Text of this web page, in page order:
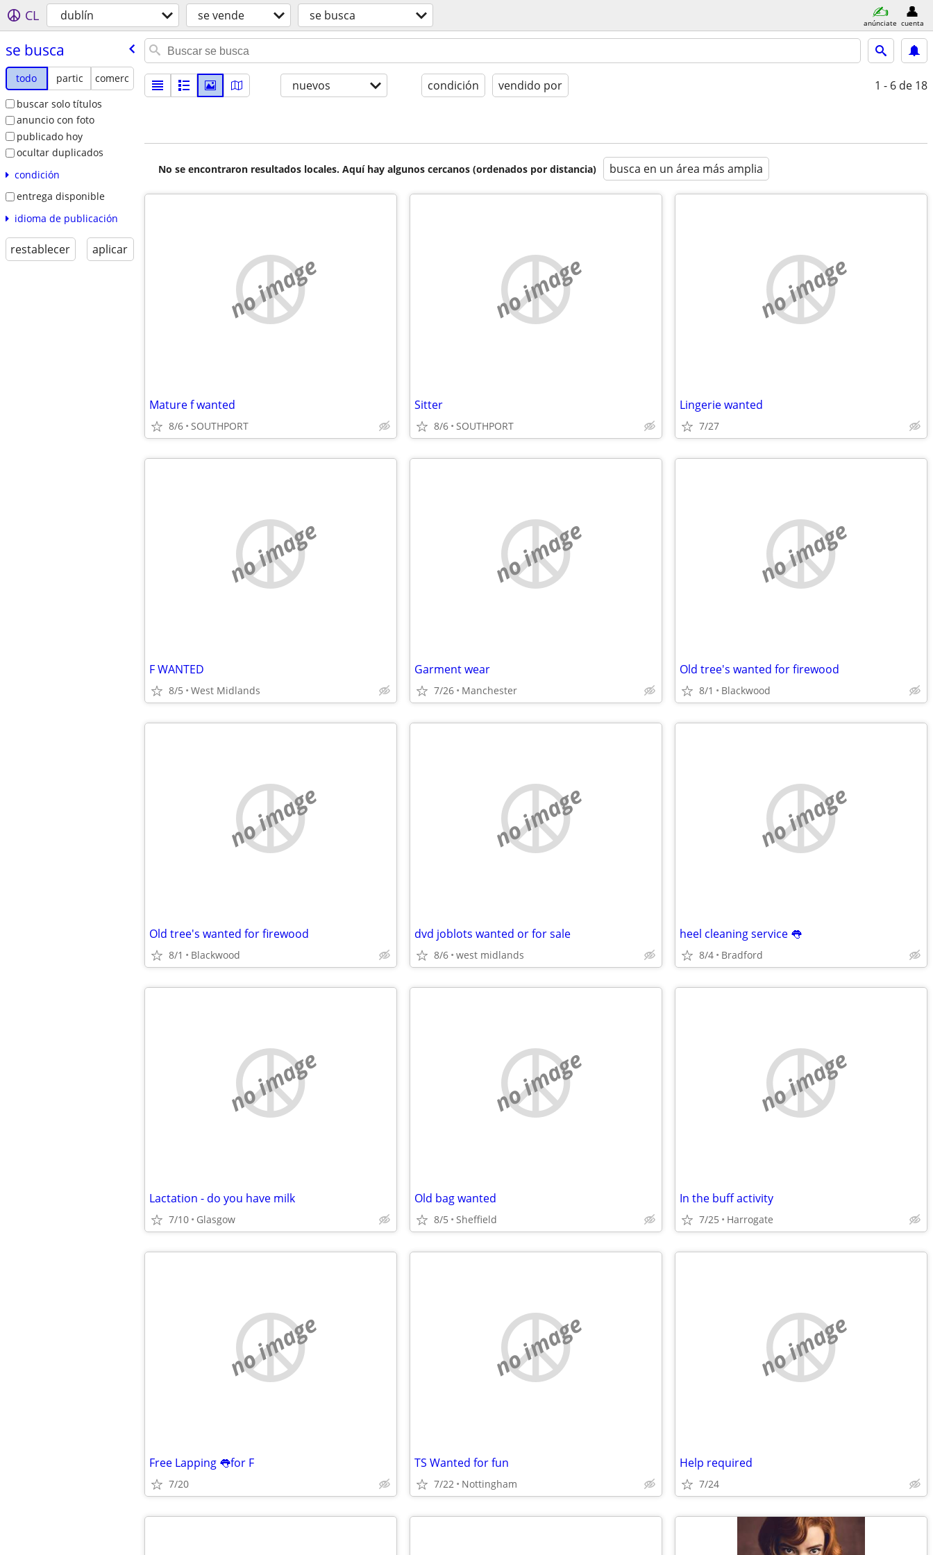
CL dublí­n se vende se busca anúnciate cuenta
se busca
todo partic
comerc
buscar solo títulos
anuncio con foto
publicado hoy
ocultar duplicados
condición
entrega disponible
idioma de publicación
restablecer aplicar
nuevos condición vendido por 1 - 6 de 18
No se encontraron resultados locales. Aquí hay algunos cercanos (ordenados por distancia) busca en un área más amplia
no image
Mature f wanted
8/6 SOUTHPORT
no image
Sitter
8/6 SOUTHPORT
no image
Lingerie wanted
7/27
no image
F WANTED
8/5 West Midlands
no image
Garment wear
7/26 Manchester
no image
Old tree's wanted for firewood
8/1 Blackwood
no image
Old tree's wanted for firewood
8/1 Blackwood
no image
dvd joblots wanted or for sale
8/6 west midlands
no image
heel cleaning service 👅
8/4 Bradford
no image
Lactation - do you have milk
7/10 Glasgow
no image
Old bag wanted
8/5 Sheffield
no image
In the buff activity
7/25 Harrogate
no image
Free Lapping 👅for F
7/20
no image
TS Wanted for fun
7/22 Nottingham
no image
Help required
7/24